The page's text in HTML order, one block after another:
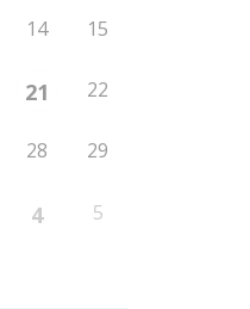
14 15
21 22
28 29
4 5